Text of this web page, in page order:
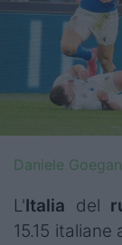
Top14
Rugby
Daniele Goegan
L'Italia del
15.15